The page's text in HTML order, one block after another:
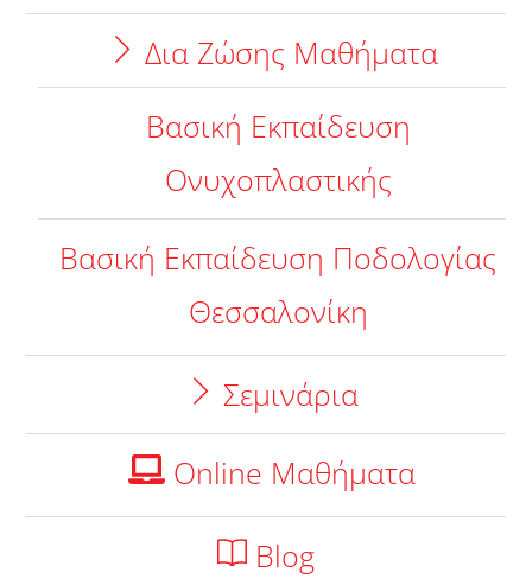
Δια Ζώσης Μαθήματα
Βασική Εκπαίδευση
Ονυχοπλαστικής
Βασική Εκπαίδευση Ποδολογίας
Θεσσαλονίκη
Σεμινάρια
Online Μαθήματα
Blog